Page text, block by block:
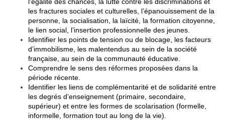
l’égalité des chances, la lutte contre les discriminations et
les fractures sociales et culturelles, l’épanouissement de la
personne, la socialisation, la laïcité, la formation citoyenne,
le lien social, l’insertion professionnelle des jeunes.
Identifier les points de tension ou de blocage, les facteurs
d’immobilisme, les malentendus au sein de la société
française, au sein de la communauté éducative.
Comprendre le sens des réformes proposées dans la
période récente.
Identifier les liens de complémentarité et de solidarité entre
les degrés d’enseignement (primaire, secondaire,
supérieur) et entre les formes de scolarisation (formelle,
informelle, formation tout au long de la vie).